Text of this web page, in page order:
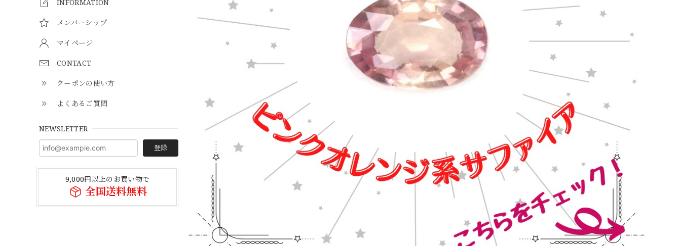
INFORMATION
メンバーシップ
マイページ
CONTACT
クーポンの使い方
よくあるご質問
NEWSLETTER
登録
9,000円以上のお買い物で
全国送料無料